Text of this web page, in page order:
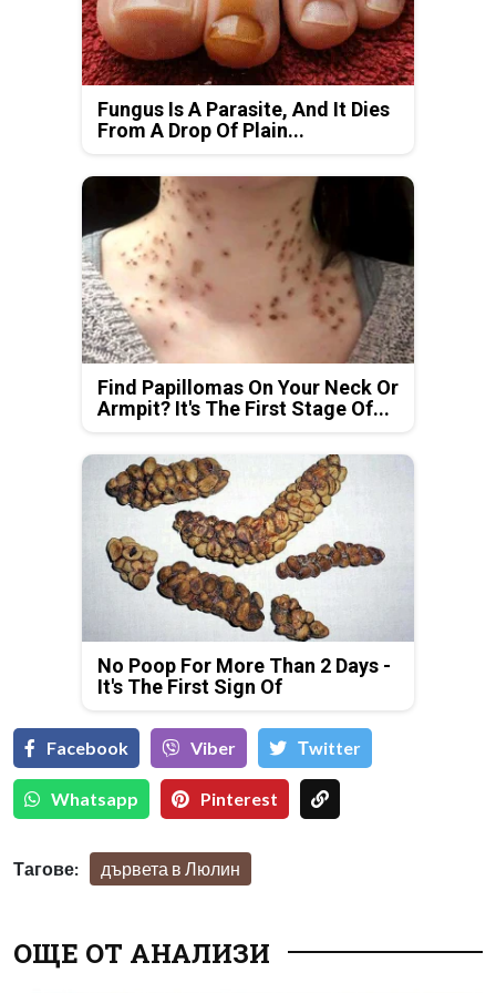
Fungus Is A Parasite, And It Dies
From A Drop Of Plain...
Find Papillomas On Your Neck Or
Armpit? It's The First Stage Of...
No Poop For More Than 2 Days -
It's The First Sign Of
Facebook Viber Тwitter
Whatsapp Pinterest
Тагове: дървета в Люлин
ОЩЕ ОТ АНАЛИЗИ